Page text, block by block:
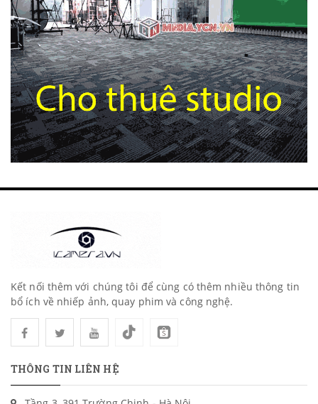
Kết nối thêm với chúng tôi để cùng có thêm nhiều thông tin
bổ ích về nhiếp ảnh, quay phim và công nghệ.
THÔNG TIN LIÊN HỆ